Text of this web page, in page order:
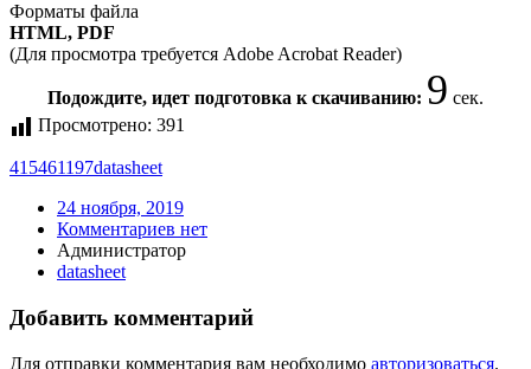
Форматы файла
HTML, PDF
(Для просмотра требуется Adobe Acrobat Reader)
Подождите, идет подготовка к скачиванию: 9 сек.
Просмотрено: 391
415461197datasheet
24 ноября, 2019
Комментариев нет
Администратор
datasheet
Добавить комментарий
Для отправки комментария вам необходимо авторизоваться.